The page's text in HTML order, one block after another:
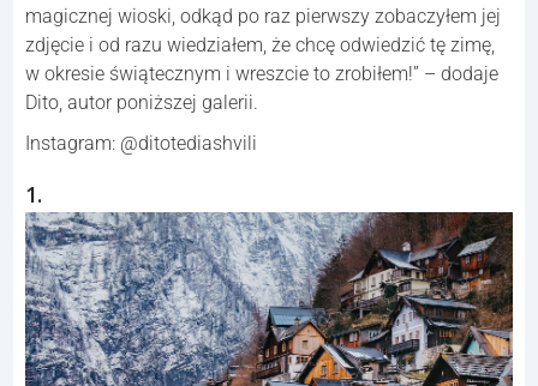
magicznej wioski, odkąd po raz pierwszy zobaczyłem jej
zdjęcie i od razu wiedziałem, że chcę odwiedzić tę zimę,
w okresie świątecznym i wreszcie to zrobiłem!” – dodaje
Dito, autor poniższej galerii.
Instagram: @ditotediashvili
1.